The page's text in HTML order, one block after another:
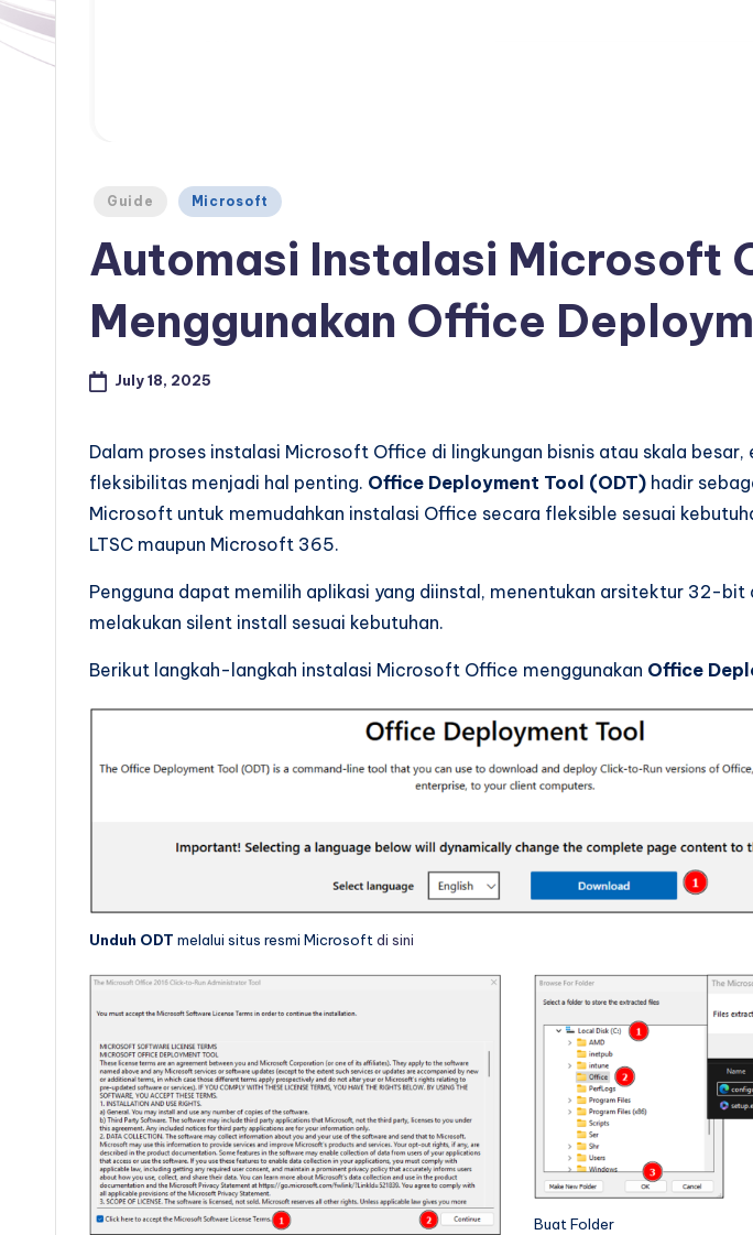
Posted
Guide Microsoft
Automasi Instalasi Microsoft
Menggunakan Office
July 18, 2025
Dalam proses instalasi Microsoft Office di lingkungan bisnis atau skala besar,
fleksibilitas menjadi hal penting. Office Deployment Tool (ODT) hadir
Microsoft untuk memudahkan instalasi Office secara fleksible sesuai
LTSC maupun Microsoft 365.
Pengguna dapat memilih aplikasi yang diinstal, menentukan arsitektur 32-
melakukan silent install sesuai kebutuhan.
Berikut langkah-langkah instalasi Microsoft Office menggunakan Office
Unduh ODT melalui situs resmi Microsoftdi sini
Buat Folder